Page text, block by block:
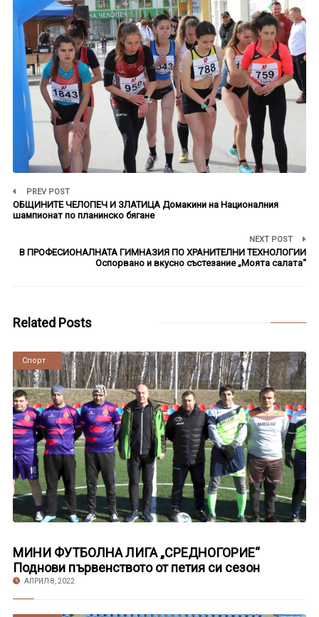
PREV POST
ОБЩИНИТЕ ЧЕЛОПЕЧ И ЗЛАТИЦА Домакини на Националния
шампионат по планинско бягане
NEXT POST
В ПРОФЕСИОНАЛНАТА ГИМНАЗИЯ ПО ХРАНИТЕЛНИ ТЕХНОЛОГИИ
Оспорвано и вкусно състезание „Моята салата“
Related Posts
Новини
Спорт
МИНИ ФУТБОЛНА ЛИГА „СРЕДНОГОРИЕ“
Поднови първенството от петия си сезон
АПРИЛ 8, 2022